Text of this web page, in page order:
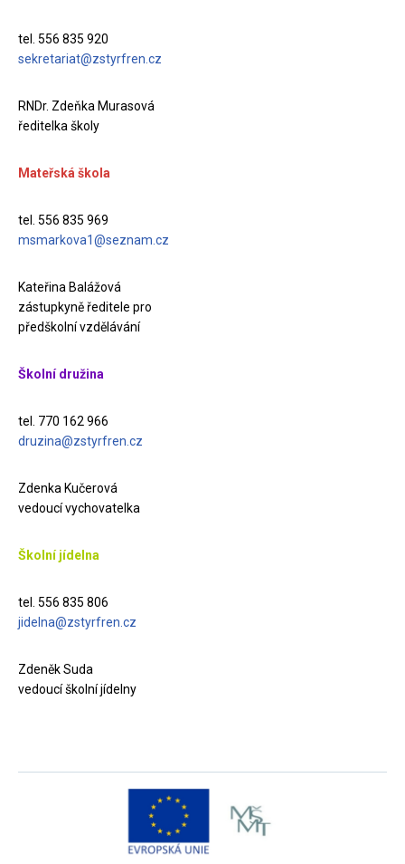
tel. 556 835 920
sekretariat@zstyrfren.cz
RNDr. Zdeňka Murasová
ředitelka školy
Mateřská škola
tel. 556 835 969
msmarkova1@seznam.cz
Kateřina Balážová
zástupkyně ředitele pro
předškolní vzdělávání
Školní družina
tel. 770 162 966
druzina@zstyrfren.cz
Zdenka Kučerová
vedoucí vychovatelka
Školní jídelna
tel. 556 835 806
jidelna@zstyrfren.cz
Zdeněk Suda
vedoucí školní jídelny